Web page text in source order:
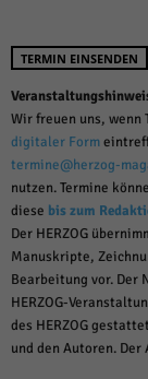
TERMIN EINSENDEN
Wir freuen uns, wenn
digitaler Form
termine@herzog-
nutzen. Termine
diese bis zum
Der HERZOG
Manuskripte,
Bearbeitung vor. Der
HERZOG-
des HERZOG
und den Autoren.